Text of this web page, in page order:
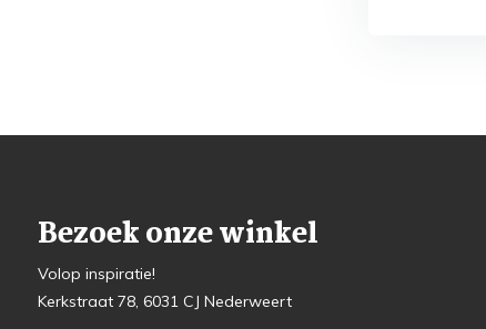
Bezoek onze winkel
Volop inspiratie!
Kerkstraat 78, 6031 CJ Nederweert